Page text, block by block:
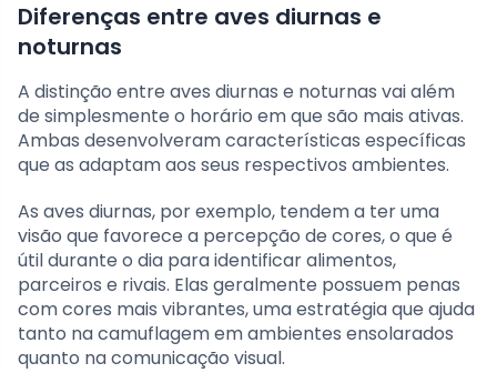
Diferenças entre aves diurnas e
noturnas
A distinção entre aves diurnas e noturnas vai além
de simplesmente o horário em que são mais ativas.
Ambas desenvolveram características específicas
que as adaptam aos seus respectivos ambientes.
As aves diurnas, por exemplo, tendem a ter uma
visão que favorece a percepção de cores, o que é
útil durante o dia para identificar alimentos,
parceiros e rivais. Elas geralmente possuem penas
com cores mais vibrantes, uma estratégia que ajuda
tanto na camuflagem em ambientes ensolarados
quanto na comunicação visual.